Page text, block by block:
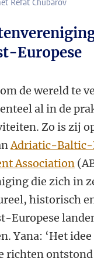
Refat Chubarov
Europese
de wereld te
al in de
Zo is zij
Adriatic-
Association
die zich in
historisch
Europese
Yana: ‘Het
richten